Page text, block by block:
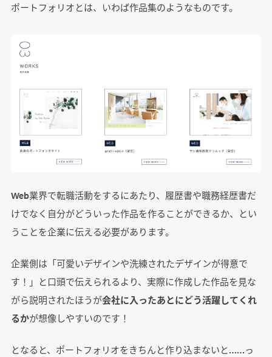
ポートフォリオとは、いわば作品集のようなものです。
Web業界で転職活動をするにあたり、履歴書や職務経歴書だ
けでなく自分がどういった作品を作ることができるか、とい
うことを企業に伝える必要があります。
企業側は「可愛いデザインや洗練されたデザインが得意で
す！」と口頭で伝えられるより、実際に作成した作品を見な
がら説明されたほうが会社に入ったあとにどう活躍してくれ
るかが想像しやすいのです！
となると、ポートフォリオをきちんと作り込まないと……っ